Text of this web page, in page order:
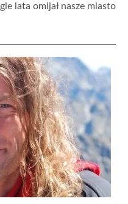
lata omijał nasze miasto